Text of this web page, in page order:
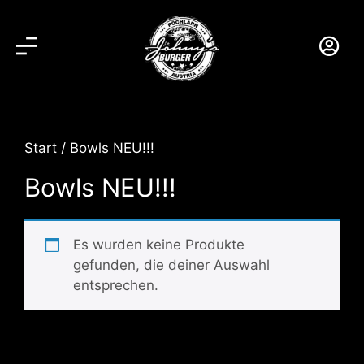
Start / Bowls NEU!!!
Bowls NEU!!!
Es wurden keine Produkte
gefunden, die deiner Auswahl
entsprechen.